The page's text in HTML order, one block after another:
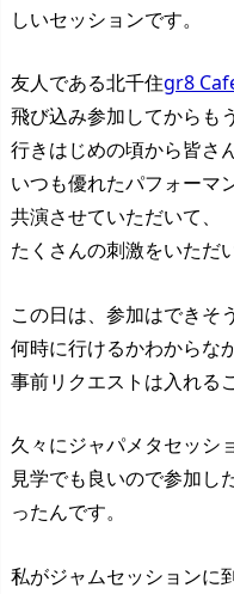
しいセッションです。
友人である北千住gr8
飛び込み参加してからも
行きはじめの頃から皆さ
いつも優れたパフォーマ
共演させていただいて、
たくさんの刺激をいただ
この日は、参加はできそ
何時に行けるかわからな
事前リクエストは入れる
久々にジャパメタセッシ
見学でも良いので参加し
ったんです。
私がジャムセッションに